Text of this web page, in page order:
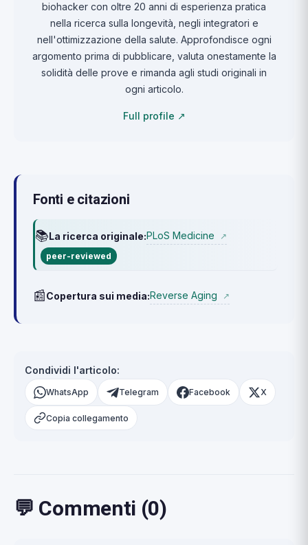
biohacker con oltre 20 anni di esperienza pratica
nella ricerca sulla longevità, negli integratori e
nell'ottimizzazione della salute. Approfondisce ogni
argomento prima di pubblicare, valuta onestamente la
solidità delle prove e rimanda agli studi originali in
ogni articolo.
Full profile ↗
Fonti e citazioni
📚La ricerca originale:PLoS Medicine
↗
peer-reviewed
📰Copertura sui media:Reverse Aging ↗
Condividi l'articolo:
WhatsApp Telegram Facebook X
Copia collegamento
💬 Commenti (0)